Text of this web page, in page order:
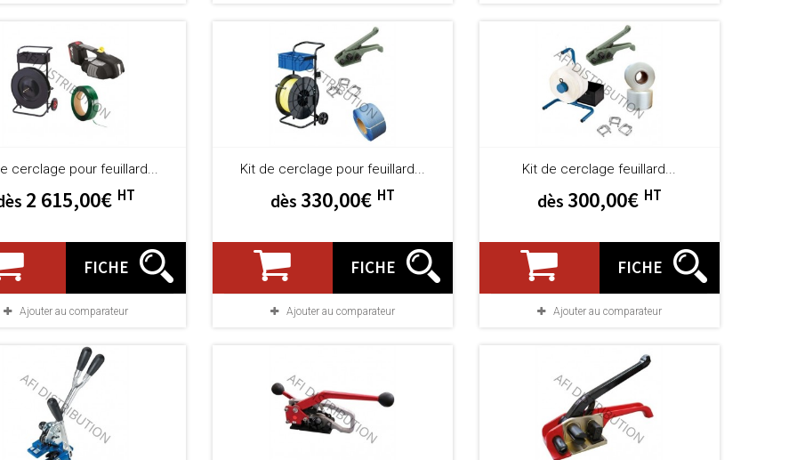
cerclage pour feuillard...
2 615,00€ HT
FICHE
Ajouter au comparateur
Kit de cerclage pour feuillard...
dès 330,00€ HT
FICHE
Ajouter au comparateur
Kit de cerclage feuillard...
dès 300,00€ HT
FICHE
Ajouter au comparateur